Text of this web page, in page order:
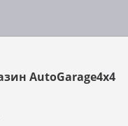
AutoGarage4x4